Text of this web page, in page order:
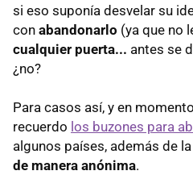
si eso suponía desvelar su
con abandonarlo (ya que no
cualquier puerta... antes se
¿no?
Para casos así, y en
recuerdo los buzones para
algunos países, además de
de manera anónima.